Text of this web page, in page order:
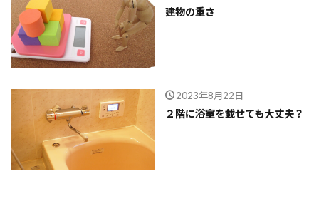
建物の重さ
2023年8月22日
２階に浴室を載せても大丈夫？